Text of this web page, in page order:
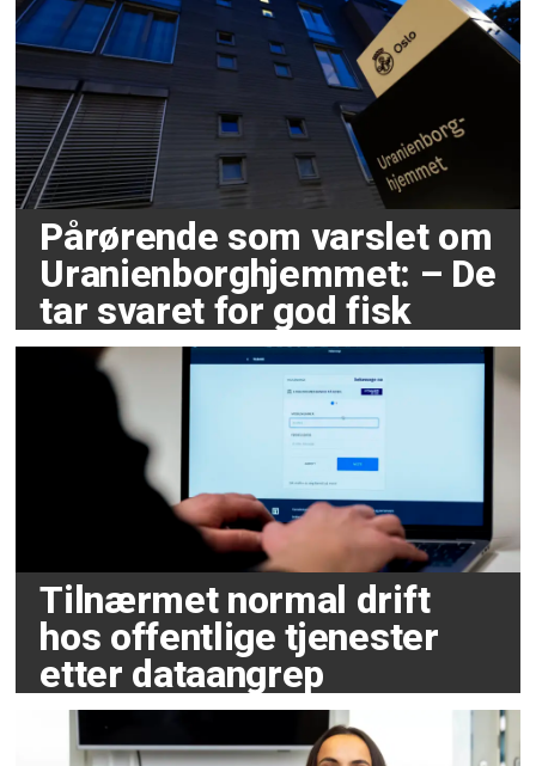
Pårørende som varslet om
Uranienborghjemmet: – De
tar svaret for god fisk
Tilnærmet normal drift
hos offentlige tjenester
etter dataangrep